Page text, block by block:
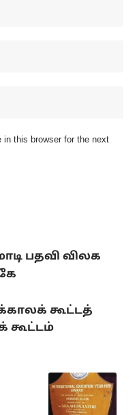
this browser for the next
பதவி விலக
கூட்டத்
கூட்டம்